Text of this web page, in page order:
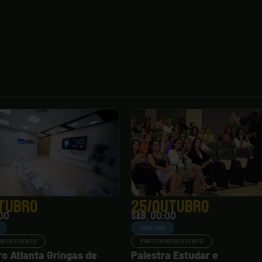
DO EVENTO
Atlanta Gringas de
25/outubro
sáb, 00:00
CURITIBA
PARTICIPAR DO EVENTO
Palestra Estudar e